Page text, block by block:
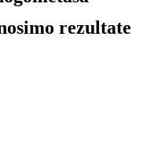
rezultate